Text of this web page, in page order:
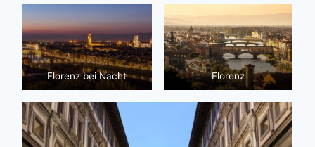
Florenz bei Nacht Florenz